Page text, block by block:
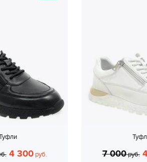
4 300руб. 7 000руб.